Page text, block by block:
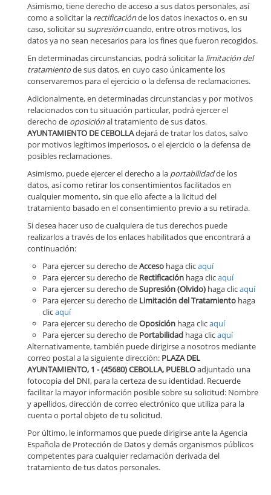
Asimismo, tiene derecho de acceso a sus datos personales, así
como a solicitar la rectificaciónde los datos inexactos o, en su
caso, solicitar su supresióncuando, entre otros motivos, los
datos ya no sean necesarios para los fines que fueron recogidos.
En determinadas circunstancias, podrá solicitar la limitación del
tratamientode sus datos, en cuyo caso únicamente los
conservaremos para el ejercicio o la defensa de reclamaciones.
Adicionalmente, en determinadas circunstancias y por motivos
relacionados con tu situación particular, podrá ejercer el
derecho de oposiciónal tratamiento de sus datos.
AYUNTAMIENTO DE CEBOLLAdejará de tratar los datos, salvo
por motivos legítimos imperiosos, o el ejercicio o la defensa de
posibles reclamaciones.
Asimismo, puede ejercer el derecho a la portabilidadde los
datos, así como retirar los consentimientos facilitados en
cualquier momento, sin que ello afecte a la licitud del
tratamiento basado en el consentimiento previo a su retirada.
Si desea hacer uso de cualquiera de tus derechos puede
realizarlos a través de los enlaces habilitados que encontrará a
continuación:
Para ejercer su derecho deAcceso haga clicaquí
Para ejercer su derecho de Rectificación haga clicaquí
Para ejercer su derecho deSupresión (Olvido) haga clicaquí
Para ejercer su derecho de Limitación del Tratamiento haga
clicaquí
Para ejercer su derecho deOposición haga clicaquí
Para ejercer su derecho de Portabilidad haga clicaquí
Alternativamente, también puede dirigirse a nosotros mediante
correo postal a la siguiente dirección: PLAZA DEL
AYUNTAMIENTO, 1 - (45680) CEBOLLA, PUEBLOadjuntado una
fotocopia del DNI, para la certeza de su identidad. Recuerde
facilitar la mayor información posible sobre su solicitud: Nombre
y apellidos, dirección de correo electrónico que utiliza para la
cuenta o portal objeto de tu solicitud.
Por último, le informamos que puede dirigirse ante la Agencia
Española de Protección de Datos y demás organismos públicos
competentes para cualquier reclamación derivada del
tratamiento de tus datos personales.